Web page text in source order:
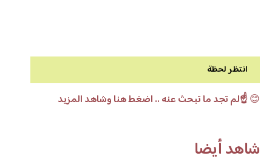
انتظر لحظة
😊☝️لم تجد ما تبحث عنه .. اضغط هنا وشاهد المزيد
شاهد أيضا